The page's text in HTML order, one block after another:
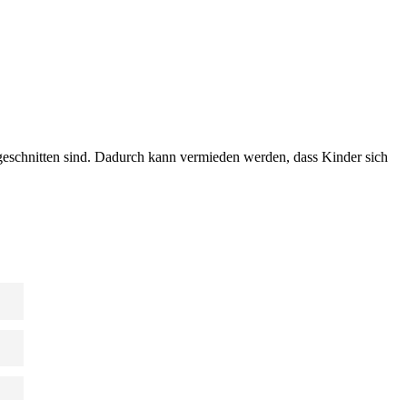
sind. Dadurch kann vermieden werden, dass Kinder sich